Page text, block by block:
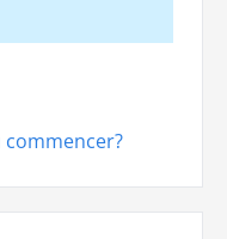
commencer?